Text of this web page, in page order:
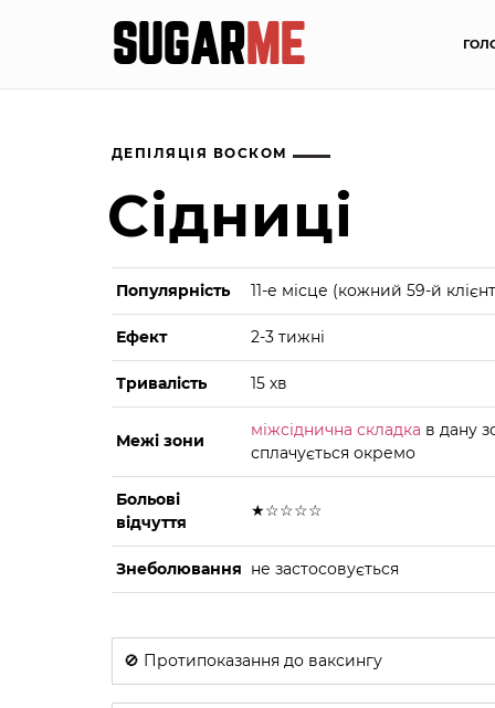
SUGARME
ДЕПІЛЯЦІЯ ВОСКОМ
Сідниці
Популярність 11-е місце (кожний 59-й
Ефект 2-3 тижні
Тривалість 15 хв
Межі зони
міжсіднична складка в дану
сплачується окремо
Больові
відчуття
★☆☆☆☆
Знеболювання не застосовується
🚫 Протипоказання до ваксингу